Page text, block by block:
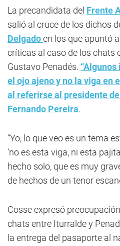
La precandidata del Frente
salió al cruce de los dichos
Delgadoen los que apuntó
críticas al caso de los chats
Gustavo Penadés.
el ojo ajeno y no la viga en
al referirse al presidente
Fernando Pereira.
“Yo, lo que veo es un tema
‘no es esta viga, ni esta
hecho solo, que es muy
de hechos de un tenor
Cosse expresó
chats entre Iturralde y
la entrega del pasaporte al